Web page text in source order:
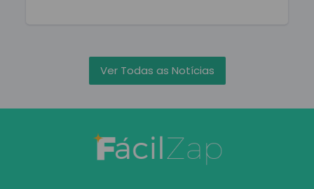
Ver Todas as Notícias